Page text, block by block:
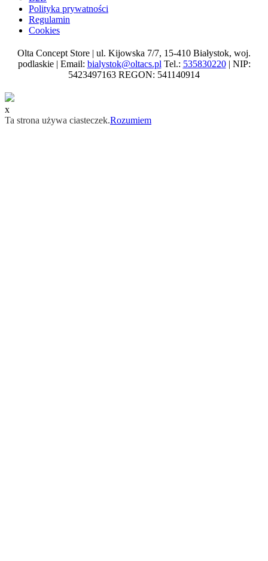
Polityka prywatności
Regulamin
Cookies
Olta Concept Store | ul. Kijowska 7/7, 15-410 Białystok, woj.
podlaskie | Email: bialystok@oltacs.pl Tel.: 535830220| NIP:
5423497163 REGON: 541140914
x
Ta strona używa ciasteczek.Rozumiem